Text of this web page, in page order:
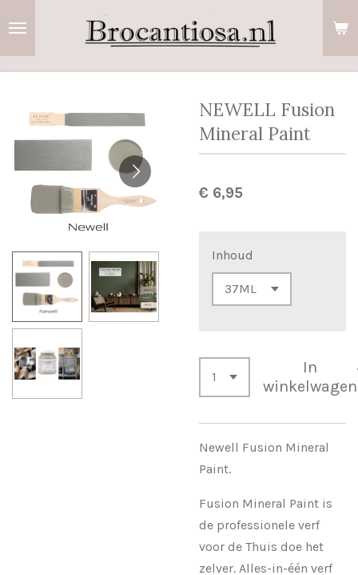
NEWELL Fusion
Mineral Paint
€ 6,95
Inhoud
In
winkelwagen
Newell Fusion Mineral
Paint.
Fusion Mineral Paint is
de professionele verf
voor de Thuis doe het
zelver. Alles-in-één verf